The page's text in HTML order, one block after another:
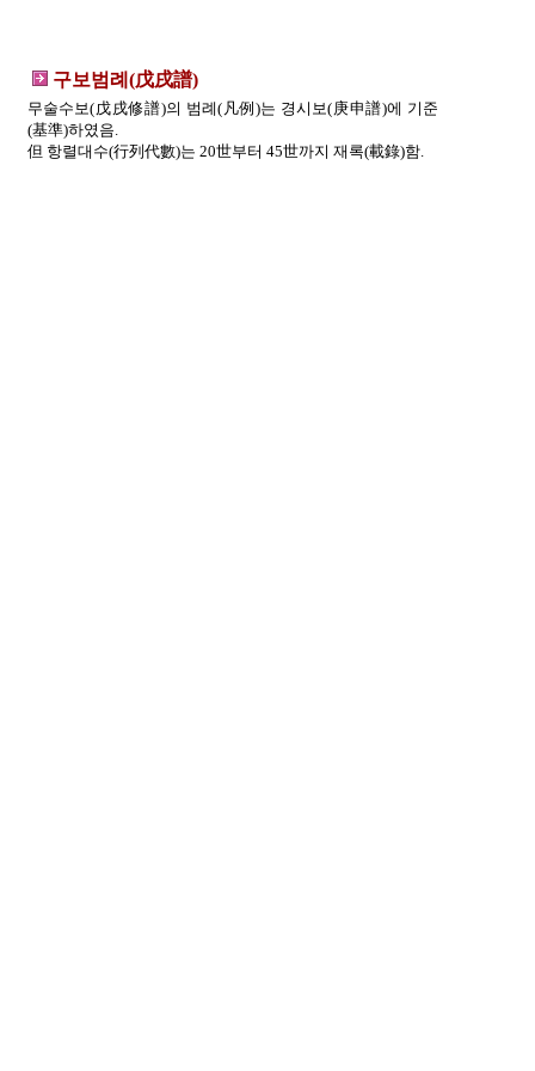
구보범례(戊戌譜)
무술수보(戊戌修譜)의 범례(凡例)는 경시보(庚申譜)에 기준
(基準)하였음.
但 항렬대수(行列代數)는 20世부터 45世까지 재록(載錄)함.